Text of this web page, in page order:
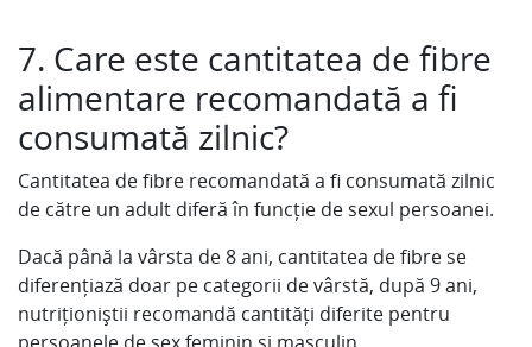
7. Care este cantitatea de fibre
alimentare recomandată a fi
consumată zilnic?
Cantitatea de fibre recomandată a fi consumată zilnic
de către un adult diferă în funcție de sexul persoanei.
Dacă până la vârsta de 8 ani, cantitatea de fibre se
diferențiază doar pe categorii de vârstă, după 9 ani,
nutriționiștii recomandă cantități diferite pentru